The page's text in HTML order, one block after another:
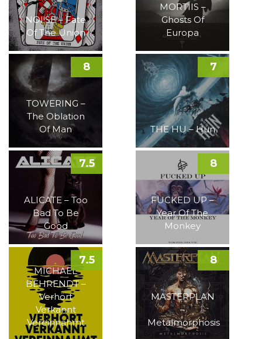
NOI!SE – Fate
Of The Union
MORTIIS –
Ghosts Of
Europa
TOWERING –
The Oblation
Of Man
8
THE HU – Hun
7
ALICATE – Too
Bad To Be
Good
7.5
FUCKED UP –
Year Of The
Monkey
8
MICHAEL
BEHRENDT –
Verhört
Verkannt
Vereinnahmt
7.5
MASTERPLAN
–
Metalmorphosis
8